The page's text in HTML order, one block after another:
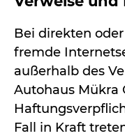
Bei direkten
fremde
außerhalb des
Autohaus Mükra
Fall in Kraft